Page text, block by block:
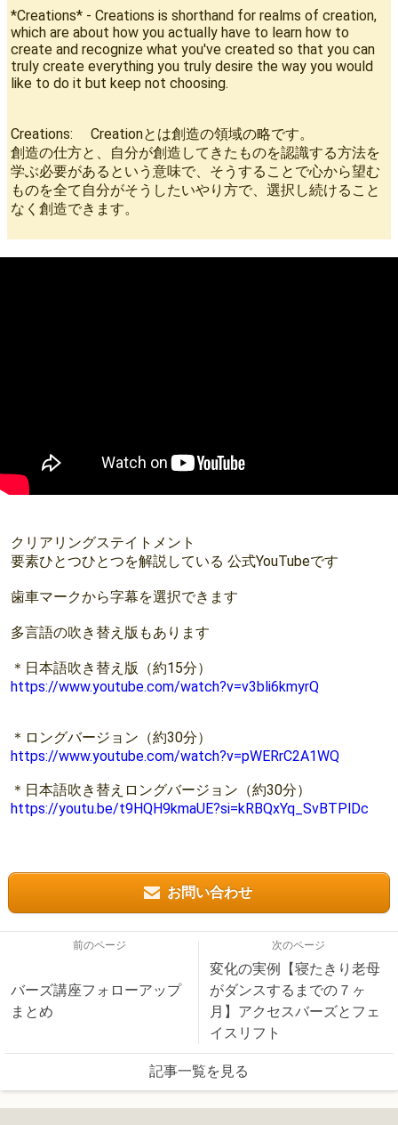
*Creations* - Creations is shorthand for realms of creation,
which are about how you actually have to learn how to
create and recognize what you've created so that you can
truly create everything you truly desire the way you would
like to do it but keep not choosing.
Creations: Creationとは創造の領域の略です。
創造の仕方と、自分が創造してきたものを認識する方法を
学ぶ必要があるという意味で、そうすることで心から望む
ものを全て自分がそうしたいやり方で、選択し続けること
なく創造できます。
クリアリングステイトメント
要素ひとつひとつを解説している 公式YouTubeです
歯車マークから字幕を選択できます
多言語の吹き替え版もあります
＊日本語吹き替え版（約15分）
https://www.youtube.com/watch?v=v3bli6kmyrQ
＊ロングバージョン（約30分）
https://www.youtube.com/watch?v=pWERrC2A1WQ
＊日本語吹き替えロングバージョン（約30分）
https://youtu.be/t9HQH9kmaUE?si=kRBQxYq_SvBTPlDc
お問い合わせ
前のページ
バーズ講座フォローアップ
まとめ
次のページ
変化の実例【寝たきり老母
がダンスするまでの７ヶ
月】アクセスバーズとフェ
イスリフト
記事一覧を見る